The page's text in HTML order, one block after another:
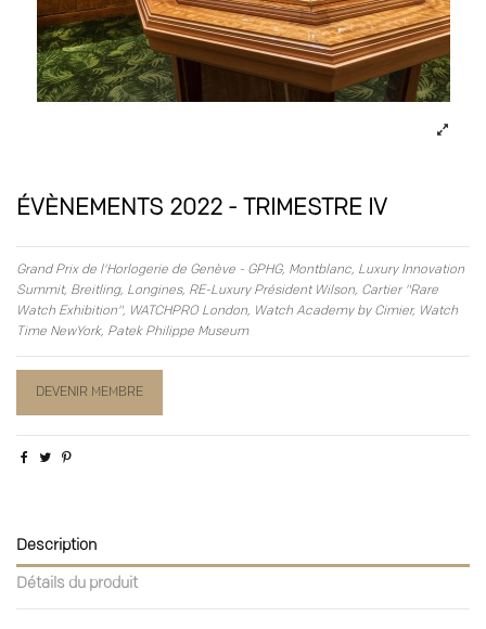
ÉVÈNEMENTS 2022 - TRIMESTRE IV
Grand Prix de l'Horlogerie de Genève - GPHG, Montblanc, Luxury Innovation
Summit, Breitling, Longines, RE-Luxury Président Wilson, Cartier "Rare
Watch Exhibition", WATCHPRO London, Watch Academy by Cimier, Watch
Time NewYork, Patek Philippe Museum
DEVENIR MEMBRE
Description
Détails du produit